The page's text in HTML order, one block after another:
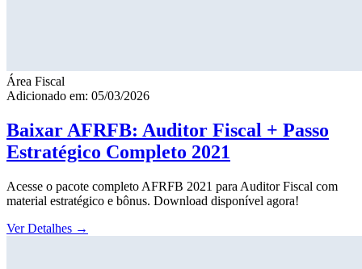
Área Fiscal
Adicionado em: 05/03/2026
Baixar AFRFB: Auditor Fiscal + Passo
Estratégico Completo 2021
Acesse o pacote completo AFRFB 2021 para Auditor Fiscal com
material estratégico e bônus. Download disponível agora!
Ver Detalhes →